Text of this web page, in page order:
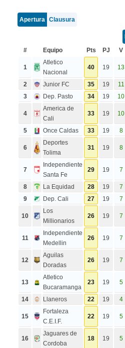
Apertura Clausura
#
Equipo Pts PJ V
1
Atletico
Nacional
40 19 13
2 Junior FC 35 19 11
3
Dep. Pasto 34 19 10
4
America de
Cali
33 19 10
5 Once Caldas 33 19 8
6
Deportes
Tolima
31 19 8
7
Independiente
Santa Fe
29 19 7
8 La Equidad 28 19 7
9
Dep. Cali 27 19 7
10
Los
Millionarios
26 19 7
11
Independiente
Medellin
26 19 7
12
Aguilas
Doradas
26 19 7
13
Atletico
Bucaramanga
23 19 5
14 Llaneros 22 19 4
15
Fortaleza
C.E.I.F.
22 19 5
16
Jaguares de
Cordoba
18 19 5